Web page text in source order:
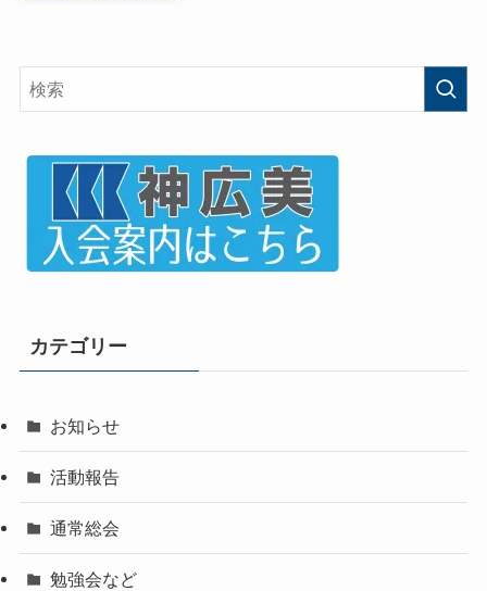
カテゴリー
お知らせ
活動報告
通常総会
勉強会など